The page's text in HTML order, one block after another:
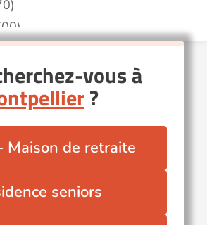
(34590)
(34120)
Védas (34430)
vous à
?
Maison de retraite
seniors